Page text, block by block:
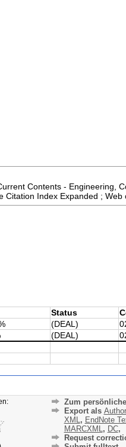
Contents - Engineering,
Index Expanded ; Web
Status
(DEAL)
(DEAL)
Zum
Export als
XML, EndNote
MARCXML, DC,
Request